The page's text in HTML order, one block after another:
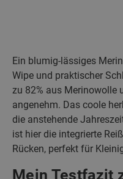
Ein blumig-lässiges
Wipe und praktischer
zu 82% aus Merinowolle
angenehm. Das coole
die anstehende
ist hier die integrierte
Rücken, perfekt für
Mein Testfazit